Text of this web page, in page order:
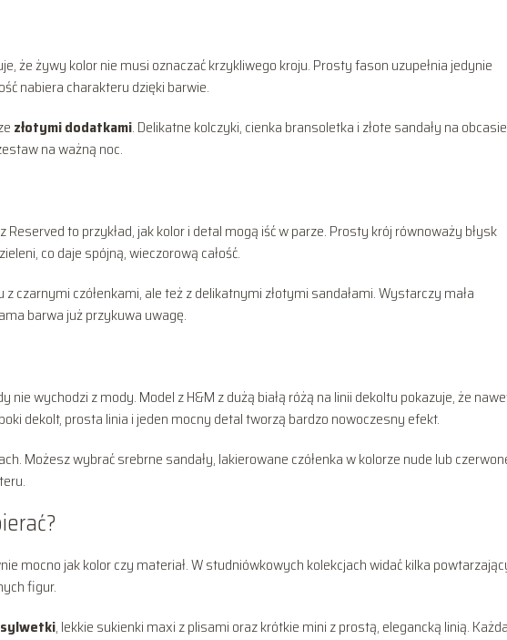
że żywy kolor nie musi oznaczać krzykliwego kroju. Prosty fason uzupełnia jedynie
nabiera charakteru dzięki barwie.
złotymi dodatkami. Delikatne kolczyki, cienka bransoletka i złote sandały na obcasie
na ważną noc.
z Reserved to przykład, jak kolor i detal mogą iść w parze. Prosty krój równoważy błysk
co daje spójną, wieczorową całość.
czarnymi czółenkami, ale też z delikatnymi złotymi sandałami. Wystarczy mała
barwa już przykuwa uwagę.
nie wychodzi z mody. Model z H&M z dużą białą różą na linii dekoltu pokazuje, że
dekolt, prosta linia i jeden mocny detal tworzą bardzo nowoczesny efekt.
Możesz wybrać srebrne sandały, lakierowane czółenka w kolorze nude lub
mocno jak kolor czy materiał. W studniówkowych kolekcjach widać kilka
figur.
, lekkie sukienki maxi z plisami oraz krótkie mini z prostą, elegancką linią.